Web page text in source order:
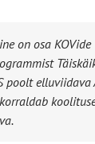
on osa KOVide
poolt elluviidava